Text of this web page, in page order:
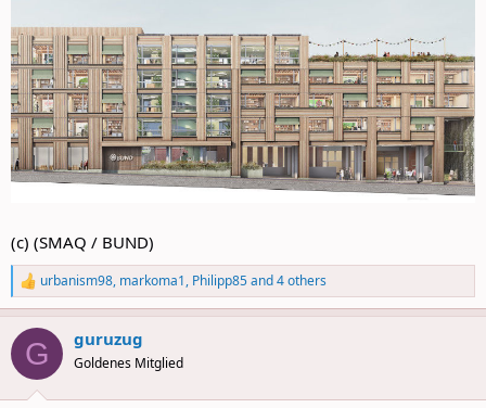
(c) (SMAQ / BUND)
R
e
a
c
i
urbanism98, markoma1, Philipp85and 4 others
G guruzug
Goldenes Mitglied